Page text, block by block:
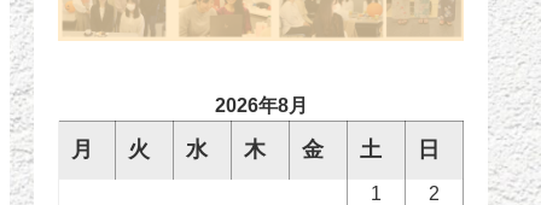
2026年8月
月 火 水 木 金 土 日
1
2